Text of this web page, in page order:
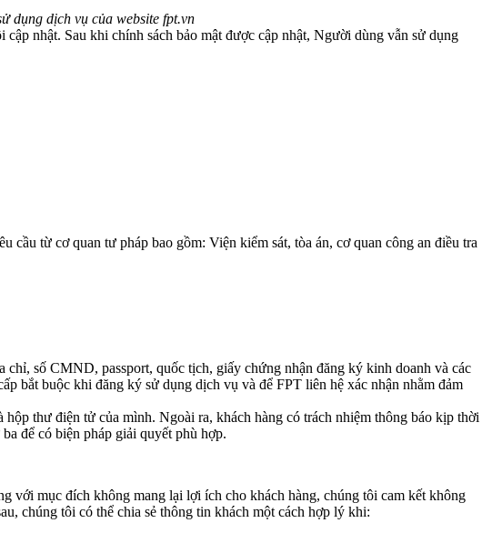
dụng dịch vụ của website fpt.vn
nhật. Sau khi chính sách bảo mật được cập nhật, Người dùng vẫn sử dụng
từ cơ quan tư pháp bao gồm: Viện kiểm sát, tòa án, cơ quan công an điều tra
số CMND, passport, quốc tịch, giấy chứng nhận đăng ký kinh doanh và các
bắt buộc khi đăng ký sử dụng dịch vụ và để FPT liên hệ xác nhận nhằm đảm
thư điện tử của mình. Ngoài ra, khách hàng có trách nhiệm thông báo kịp thời
để có biện pháp giải quyết phù hợp.
với mục đích không mang lại lợi ích cho khách hàng, chúng tôi cam kết không
chúng tôi có thể chia sẻ thông tin khách một cách hợp lý khi: